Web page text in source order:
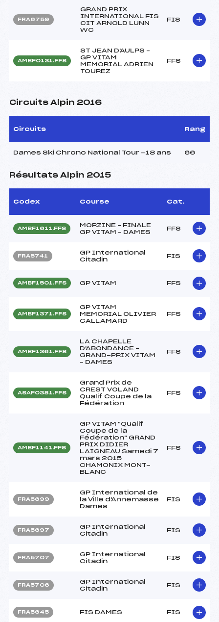
FRA6759
GRAND PRIX
INTERNATIONAL FIS
CIT ARNOLD LUNN
WC
FIS
AMBF0131.FFS
ST JEAN D'AULPS –
GP VITAM
MEMORIAL ADRIEN
TOUREZ
FFS
Circuits Alpin 2016
Circuits Rang
Dames Ski Chrono National Tour -18 ans 66
Résultats Alpin 2015
Codex Course Cat.
AMBF1611.FFS
MORZINE – FINALE
GP VITAM – DAMES
FFS
FRA5741
GP International
Citadin
FIS
AMBF1501.FFS GP VITAM FFS
AMBF1371.FFS
GP VITAM
MEMORIAL OLIVIER
CALLAMARD
FFS
AMBF1361.FFS
LA CHAPELLE
D'ABONDANCE –
GRAND-PRIX VITAM
– DAMES
FFS
ASAF0381.FFS
Grand Prix de
CREST VOLAND
Qualif Coupe de la
Fédération
FFS
AMBF1141.FFS
GP VITAM "Qualif
Coupe de la
Fédération" GRAND
PRIX DIDIER
LAIGNEAU Samedi 7
mars 2015
CHAMONIX MONT-
BLANC
FFS
FRA5699
GP International de
la Ville d'Annemasse
Dames
FIS
FRA5697
GP International
Citadin
FIS
FRA5707
GP International
Citadin
FIS
FRA5706
GP International
Citadin
FIS
FRA5645 FIS DAMES FIS